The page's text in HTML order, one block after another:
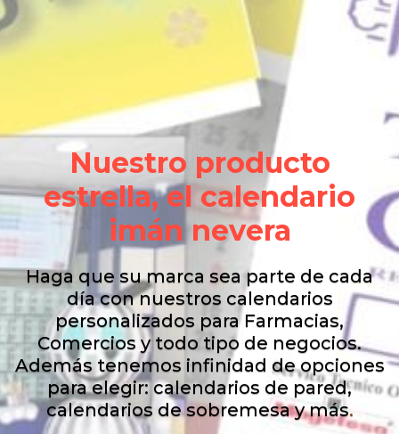
Nuestro producto
estrella, el calendario
imán nevera
Haga que su marca sea parte de cada
día con nuestros calendarios
personalizados para Farmacias,
Comercios y todo tipo de negocios.
Además tenemos infinidad de opciones
para elegir: calendarios de pared,
calendarios de sobremesa y más.